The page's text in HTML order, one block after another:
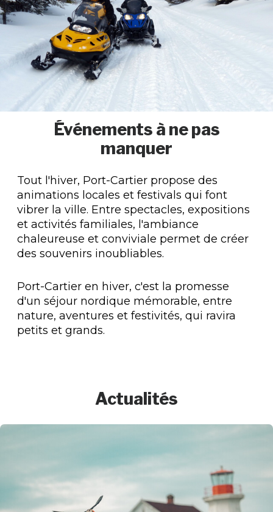
Événements à ne pas
manquer
Tout l'hiver, Port-Cartier propose des
animations locales et festivals qui font
vibrer la ville. Entre spectacles, expositions
et activités familiales, l'ambiance
chaleureuse et conviviale permet de créer
des souvenirs inoubliables.
Port-Cartier en hiver, c'est la promesse
d'un séjour nordique mémorable, entre
nature, aventures et festivités, qui ravira
petits et grands.
Actualités